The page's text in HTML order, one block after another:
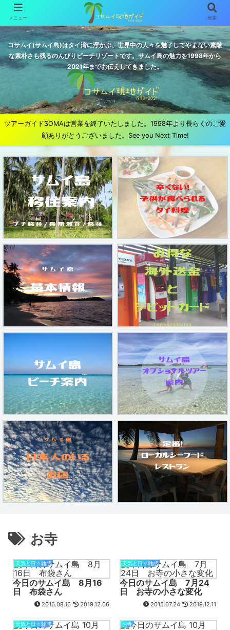
コサムイ(サムイ島)はタイ湾に浮かぶ、世界中の人々を魅了してやまない素敵
な素朴さも残るのんびりビーチリゾートです。サムイ島の魅力を1998年から
2021年までお伝えしてきました。
ツアーガイドSOMAは営業を終了いたしました。1998年より長らくのご愛
顧ありがとうございました。See you Next Time!
お寺
天気と日々雑感
今日のサムイ島 8月16
日 布袋さん
2016.08.16 2019.12.06
天気と日々雑感
今日のサムイ島 7月24
日 お寺の小さな変化
2015.07.24 2019.12.11
天気と日々雑感 お寺
メニュー 検索